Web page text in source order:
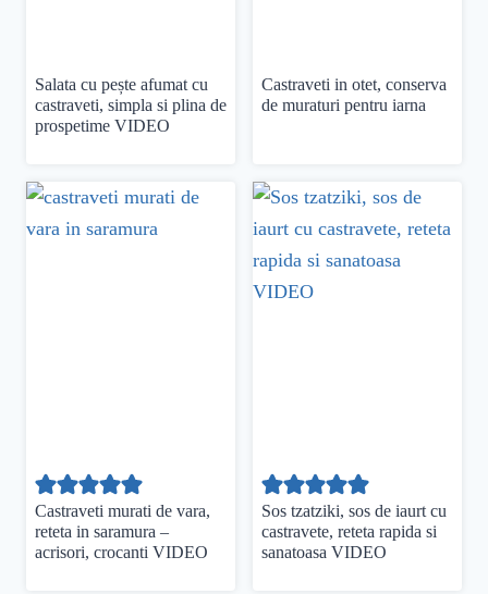
Salata cu pește afumat cu
castraveti, simpla si plina de
prospetime VIDEO
Castraveti in otet, conserva
de muraturi pentru iarna
Castraveti murati de vara,
reteta in saramura –
acrisori, crocanti VIDEO
Sos tzatziki, sos de iaurt cu
castravete, reteta rapida si
sanatoasa VIDEO